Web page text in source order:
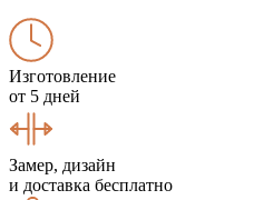
Изготовление
от 5 дней
Замер, дизайн
и доставка бесплатно